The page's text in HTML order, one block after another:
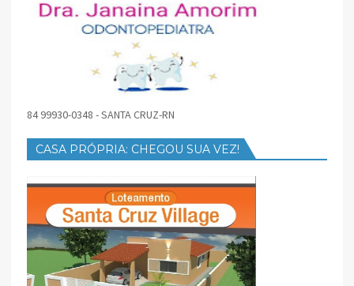
84 99930-0348 - SANTA CRUZ-RN
CASA PRÓPRIA: CHEGOU SUA VEZ!